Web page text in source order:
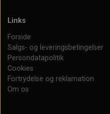
Links
Forside
Salgs- og leveringsbetingelser
Persondatapolitik
Cookies
Fortrydelse og reklamation
Om os